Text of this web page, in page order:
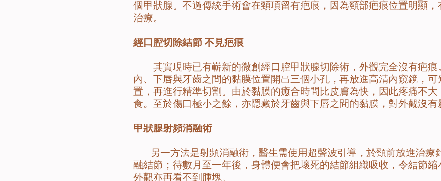
個甲狀腺。不過傳統手術會在頸項留有疤痕，因為頸部疤痕位置明顯，
治療。
經口腔切除結節 不見疤痕
其實現時已有嶄新的微創經口腔甲狀腺切除術，外觀完全沒有疤痕
內、下唇與牙齒之間的黏膜位置開出三個小孔，再放進高清內窺鏡，
置，再進行精準切割。由於黏膜的癒合時間比皮膚為快，因此疼痛不大
食。至於傷口極小之餘，亦隱藏於牙齒與下唇之間的黏膜，對外觀沒有
甲狀腺射頻消融術
另一方法是射頻消融術，醫生需使用超聲波引導，於頸前放進治療
融結節；待數月至一年後，身體便會把壞死的結節組織吸收，令結節縮
外觀亦再看不到腫塊。